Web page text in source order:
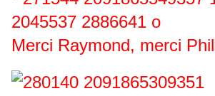
Merci Raymond, merci